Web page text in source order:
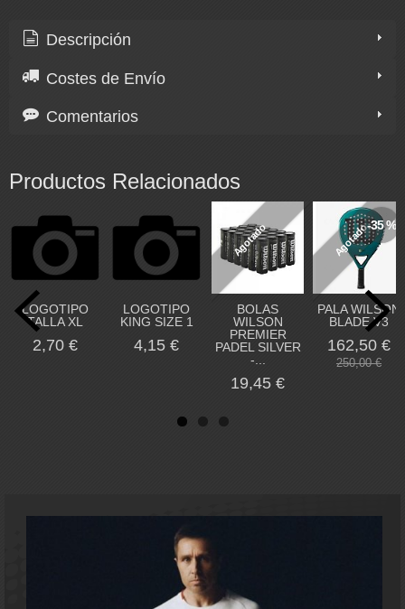
Descripción
Costes de Envío
Comentarios
Productos Relacionados
LOGOTIPO
TALLA XL
2,70 €
LOGOTIPO
KING SIZE 1
4,15 €
Agotado
BOLAS
WILSON
PREMIER
PADEL SILVER
-...
19,45 €
Agotado-35 %
PALA WILSON
BLADE V3
162,50 €
250,00 €